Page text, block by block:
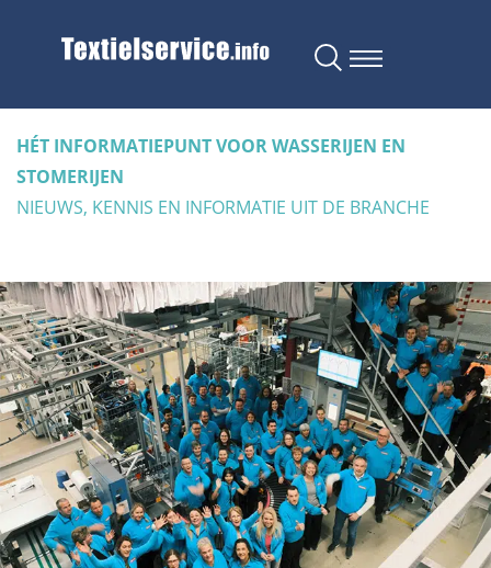
HÉT INFORMATIEPUNT VOOR WASSERIJEN EN
STOMERIJEN
NIEUWS, KENNIS EN INFORMATIE UIT DE BRANCHE